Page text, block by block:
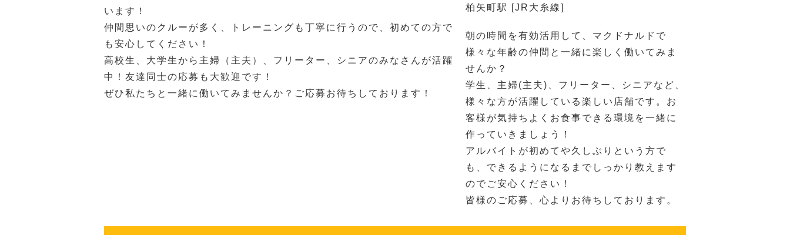
います！
仲間思いのクルーが多く、トレーニングも丁寧に行うので、初めての方で
も安心してください！
高校生、大学生から主婦（主夫）、フリーター、シニアのみなさんが活躍
中！友達同士の応募も大歓迎です！
ぜひ私たちと一緒に働いてみませんか？ご応募お待ちしております！
柏矢町駅 [JR大糸線]
朝の時間を有効活用して、マクドナルドで
様々な年齢の仲間と一緒に楽しく働いてみま
せんか？
学生、主婦(主夫)、フリーター、シニアなど、
様々な方が活躍している楽しい店舗です。お
客様が気持ちよくお食事できる環境を一緒に
作っていきましょう！
アルバイトが初めてや久しぶりという方で
も、できるようになるまでしっかり教えます
のでご安心ください！
皆様のご応募、心よりお待ちしております。